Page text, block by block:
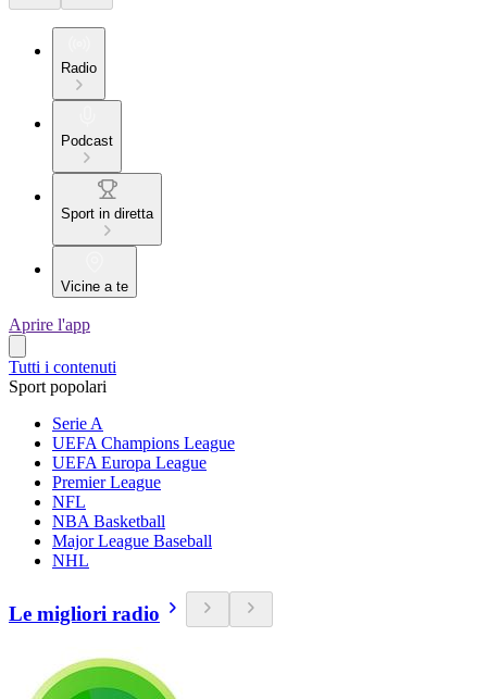
Radio
Podcast
Sport in diretta
Vicine a te
Aprire l'app
Tutti i contenuti
Sport popolari
Serie A
UEFA Champions League
UEFA Europa League
Premier League
NFL
NBA Basketball
Major League Baseball
NHL
Le migliori radio